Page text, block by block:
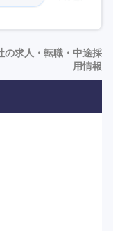
を最大限に活用
し、高品質かつ安
ん、英語・中国
も積極的に支援
平均残業時間
の求人・転職・中途採
用情報